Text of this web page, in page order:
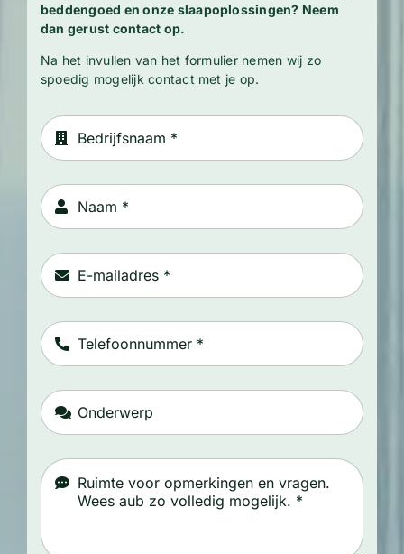
beddengoed en onze slaapoplossingen? Neem
dan gerust contact op.
Na het invullen van het formulier nemen wij zo
spoedig mogelijk contact met je op.